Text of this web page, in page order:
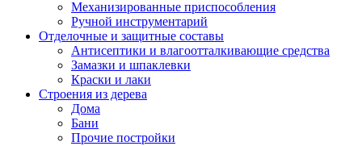
Механизированные приспособления
Ручной инструментарий
Отделочные и защитные составы
Антисептики и влагоотталкивающие средства
Замазки и шпаклевки
Краски и лаки
Строения из дерева
Дома
Бани
Прочие постройки